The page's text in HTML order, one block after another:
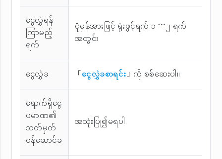
ငွေလွှဲရန်
ကြာမည့်
ရက်
ပုံမှန်အားဖြင့် ရုံးဖွင့်ရက် ၁ ～၂ ရက်
အတွင်း
ငွေလွှဲခ 「ငွေလွှဲခစာရင်း」ကို စစ်ဆေးပါ။
ရောက်ရှိငွေ
ပမာဏ၏
သတ်မှတ်
ဝန်ဆောင်ခ
အသုံးပြု၍မရပါ